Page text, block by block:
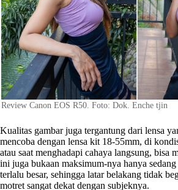
Review Canon EOS R50. Foto: Dok. Enche tjin
Kualitas gambar juga tergantung dari lensa
mencoba dengan lensa kit 18-55mm, di
atau saat menghadapi cahaya langsung, bisa
ini juga bukaan maksimum-nya hanya
terlalu besar, sehingga latar belakang tidak
motret sangat dekat dengan subjeknya.